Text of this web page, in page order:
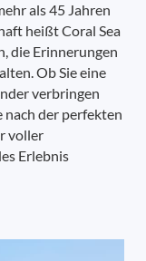
als 45 Jahren
heißt Coral Sea
die Erinnerungen
Ob Sie eine
verbringen
nach der perfekten
voller
Erlebnis